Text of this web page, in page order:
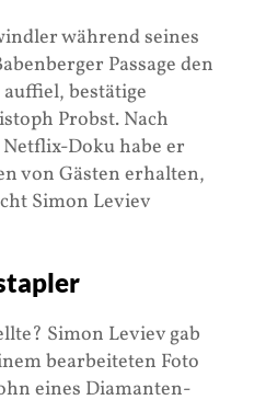
während seines
Passage den
bestätige
Probst. Nach
Doku habe er
von Gästen erhalten,
Simon Leviev
Simon Leviev gab
bearbeiteten Foto
eines Diamanten-